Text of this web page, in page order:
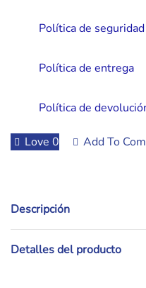
Política de seguridad
Política de entrega
Política de
Love 0 Add To
Descripción
Detalles del producto